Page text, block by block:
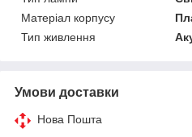
Матеріал корпусу
Тип живлення
Умови доставки
Нова Пошта